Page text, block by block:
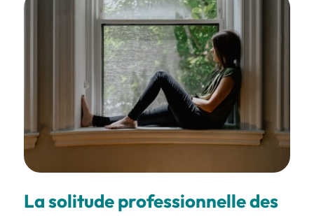
La solitude professionnelle des